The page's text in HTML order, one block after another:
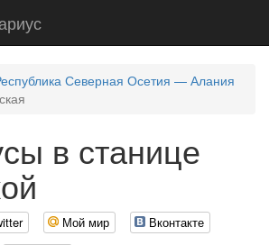
Северная Осетия — Алания
в станице
Мой мир
Вконтакте